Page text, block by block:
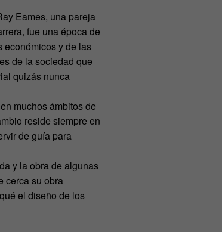
Eames, una pareja
fue una época de
económicos y de las
de la sociedad que
quizás nunca
muchos ámbitos de
reside siempre en
de guía para
y la obra de algunas
cerca su obra
el diseño de los